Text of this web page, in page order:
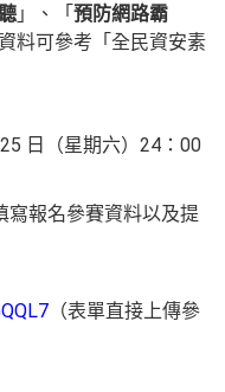
」、「 預防網路霸
料可參考「全民資安素
日（星期六）24：00
寫報名參賽資料以及提
（表單直接上傳參